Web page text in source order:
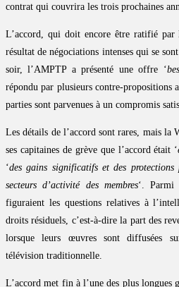
contrat qui couvrira les trois prochaines
L’accord, qui doit encore être ratifié
résultat de négociations intenses qui se
soir, l’AMPTP a présenté une offre ‘
répondu par plusieurs contre-propositions
parties sont parvenues à un compromis
Les détails de l’accord sont rares, mais la
ses capitaines de grève que l’accord était ‘
‘des gains significatifs et des
secteurs d’activité des membres‘.
figuraient les questions relatives à
droits résiduels, c’est-à-dire la part des
lorsque leurs œuvres sont diffusées
télévision traditionnelle.
L’accord met fin à l’une des plus longues